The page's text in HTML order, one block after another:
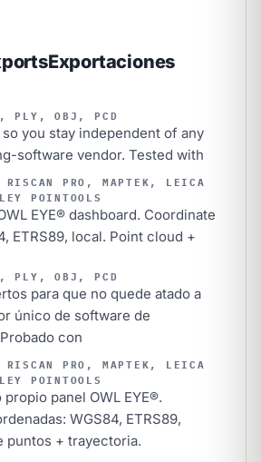
Exportaciones
PLY, OBJ, PCD
you stay independent of any
software vendor. Tested with
RISCAN PRO, MAPTEK, LEICA
POINTOOLS
EYE® dashboard. Coordinate
ETRS89, local. Point cloud +
PLY, OBJ, PCD
para que no quede atado a
único de software de
con
RISCAN PRO, MAPTEK, LEICA
POINTOOLS
panel OWL EYE®.
WGS84, ETRS89,
puntos + trayectoria.